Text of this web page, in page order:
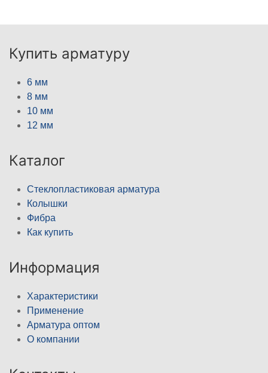
Купить арматуру
6 мм
8 мм
10 мм
12 мм
Каталог
Стеклопластиковая арматура
Колышки
Фибра
Как купить
Информация
Характеристики
Применение
Арматура оптом
О компании